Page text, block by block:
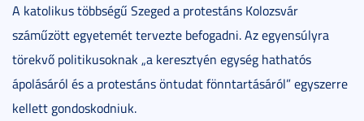
A katolikus többségű Szeged a protestáns Kolozsvár
száműzött egyetemét tervezte befogadni. Az egyensúlyra
törekvő politikusoknak „a keresztyén egység hathatós
ápolásáról és a protestáns öntudat fönntartásáról” egyszerre
kellett gondoskodniuk.